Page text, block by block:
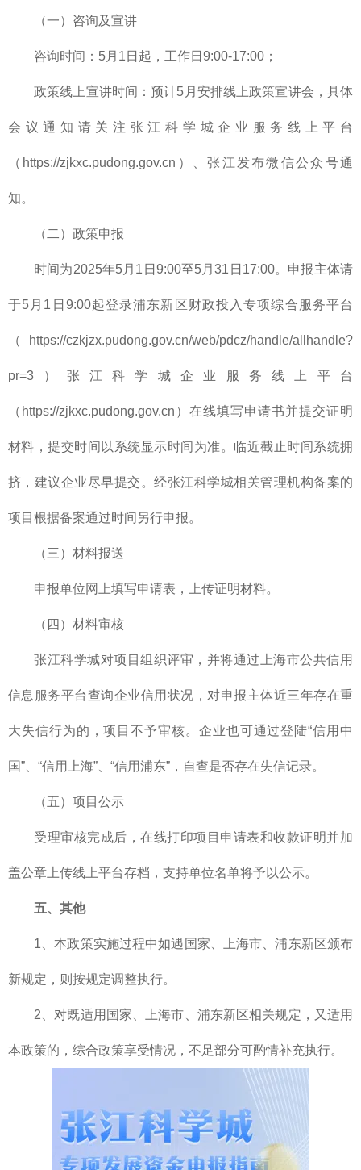
（一）咨询及宣讲
咨询时间：5月1日起，工作日9:00-17:00；
政策线上宣讲时间：预计5月安排线上政策宣讲会，具体
会议通知请关注张江科学城企业服务线上平台
（https://zjkxc.pudong.gov.cn）、张江发布微信公众号通
知。
（二）政策申报
时间为2025年5月1日9:00至5月31日17:00。申报主体请
于5月1日9:00起登录浦东新区财政投入专项综合服务平台
（https://czkjzx.pudong.gov.cn/web/pdcz/handle/allhandle?
pr=3）张江科学城企业服务线上平台
（https://zjkxc.pudong.gov.cn）在线填写申请书并提交证明
材料，提交时间以系统显示时间为准。临近截止时间系统拥
挤，建议企业尽早提交。经张江科学城相关管理机构备案的
项目根据备案通过时间另行申报。
（三）材料报送
申报单位网上填写申请表，上传证明材料。
（四）材料审核
张江科学城对项目组织评审，并将通过上海市公共信用
信息服务平台查询企业信用状况，对申报主体近三年存在重
大失信行为的，项目不予审核。企业也可通过登陆“信用中
国”、“信用上海”、“信用浦东”，自查是否存在失信记录。
（五）项目公示
受理审核完成后，在线打印项目申请表和收款证明并加
盖公章上传线上平台存档，支持单位名单将予以公示。
五、其他
1、本政策实施过程中如遇国家、上海市、浦东新区颁布
新规定，则按规定调整执行。
2、对既适用国家、上海市、浦东新区相关规定，又适用
本政策的，综合政策享受情况，不足部分可酌情补充执行。